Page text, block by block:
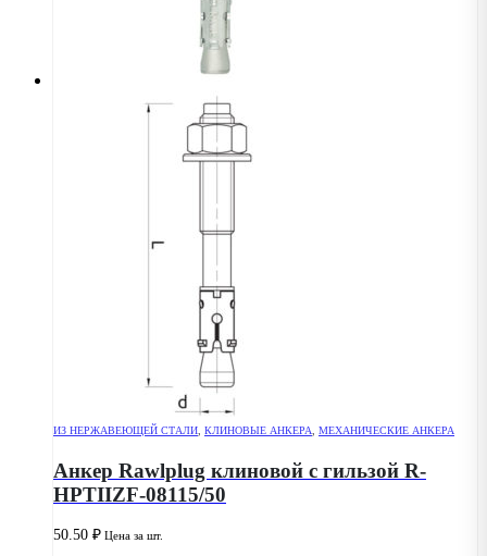
ИЗ НЕРЖАВЕЮЩЕЙ СТАЛИ КЛИНОВЫЕ АНКЕРА МЕХАНИЧЕСКИЕ АНКЕРА
Анкер Rawlplug клиновой с гильзой R-
HPTIIZF-08115/50
50.50 ₽ Цена за шт.